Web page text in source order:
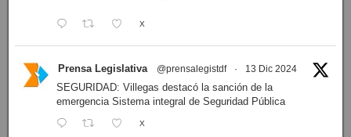
X
Prensa Legislativa @prensalegistdf · 13 Dic 2024
SEGURIDAD: Villegas destacó la sanción de la
emergencia Sistema integral de Seguridad Pública
X